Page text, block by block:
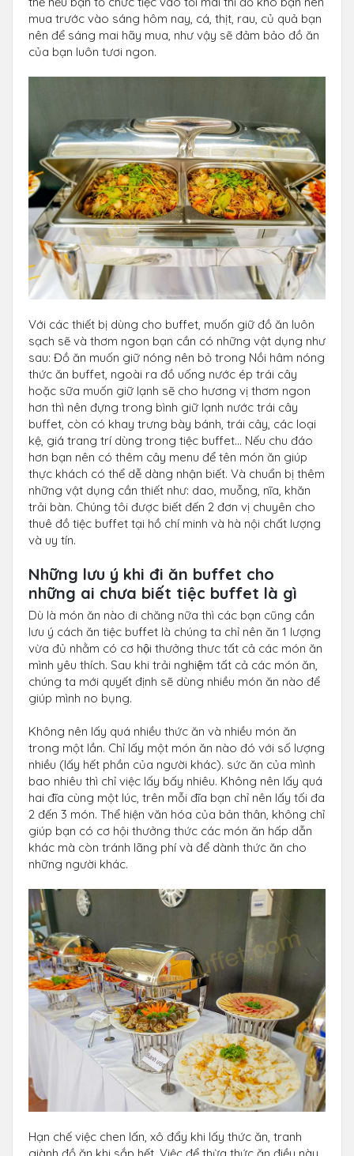
mua trước vào sáng hôm nay, cá, thịt, rau, củ quả bạn
nên để sáng mai hãy mua, như vậy sẽ đảm bảo đồ ăn
của bạn luôn tươi ngon.
Với các thiết bị dùng cho buffet, muốn giữ đồ ăn luôn
sạch sẽ và thơm ngon bạn cần có những vật dụng như
sau: Đồ ăn muốn giữ nóng nên bỏ trong Nồi hâm nóng
thức ăn buffet, ngoài ra đồ uống nước ép trái cây
hoặc sữa muốn giữ lạnh sẽ cho hương vị thơm ngon
hơn thì nên đựng trong bình giữ lạnh nước trái cây
buffet, còn có khay trưng bày bánh, trái cây, các loại
kệ, giá trang trí dùng trong tiệc buffet… Nếu chu đáo
hơn bạn nên có thêm cây menu để tên món ăn giúp
thực khách có thể dễ dàng nhận biết. Và chuẩn bị thêm
những vật dụng cần thiết như: dao, muỗng, nĩa, khăn
trải bàn. Chúng tôi được biết đến 2 đơn vị chuyên cho
thuê đồ tiệc buffet tại hồ chí minh và hà nội chất lượng
và uy tín.
Những lưu ý khi đi ăn buffet cho
những ai chưa biết tiệc buffet là gì
Dù là món ăn nào đi chăng nữa thì các bạn cũng cần
lưu ý cách ăn tiệc buffet là chúng ta chỉ nên ăn 1 lượng
vừa đủ nhằm có cơ hội thưởng thưc tất cả các món ăn
mình yêu thích. Sau khi trải nghiệm tất cả các món ăn,
chúng ta mới quyết định sẽ dùng nhiều món ăn nào để
giúp mình no bụng.
Không nên lấy quá nhiều thức ăn và nhiều món ăn
trong một lần. Chỉ lấy một món ăn nào đó với số lượng
nhiều (lấy hết phần của người khác). sức ăn của mình
bao nhiêu thì chỉ việc lấy bấy nhiêu. Không nên lấy quá
hai đĩa cùng một lúc, trên mỗi đĩa bạn chỉ nên lấy tối đa
2 đến 3 món. Thể hiện văn hóa của bản thân, không chỉ
giúp bạn có cơ hội thưởng thức các món ăn hấp dẫn
khác mà còn tránh lãng phí và để dành thức ăn cho
những người khác.
Hạn chế việc chen lấn, xô đẩy khi lấy thức ăn, tranh